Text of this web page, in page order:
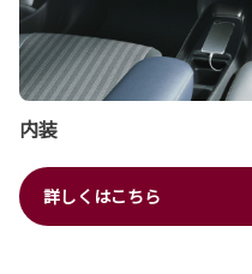
内装
詳しくはこちら